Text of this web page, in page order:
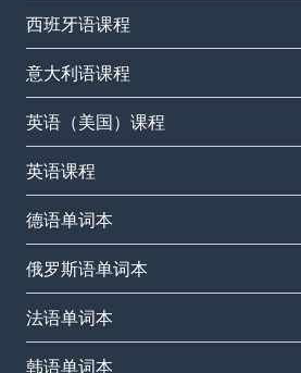
西班牙语课程
意大利语课程
英语（美国）课程
英语课程
德语单词本
俄罗斯语单词本
法语单词本
韩语单词本